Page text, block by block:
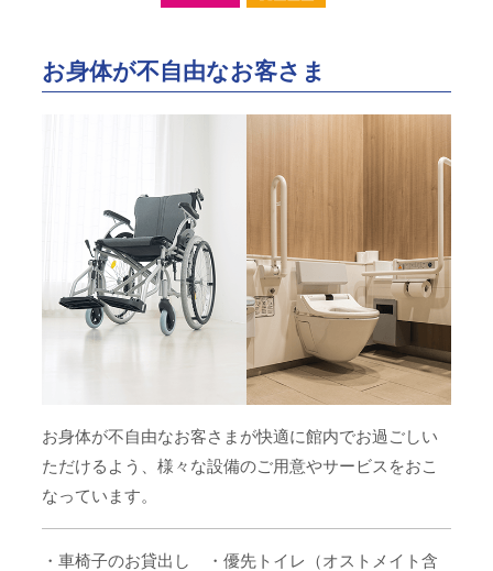
お身体が不自由なお客さま
お身体が不自由なお客さまが快適に館内でお過ごしい
ただけるよう、様々な設備のご用意やサービスをおこ
なっています。
・車椅子のお貸出し ・優先トイレ（オストメイト含